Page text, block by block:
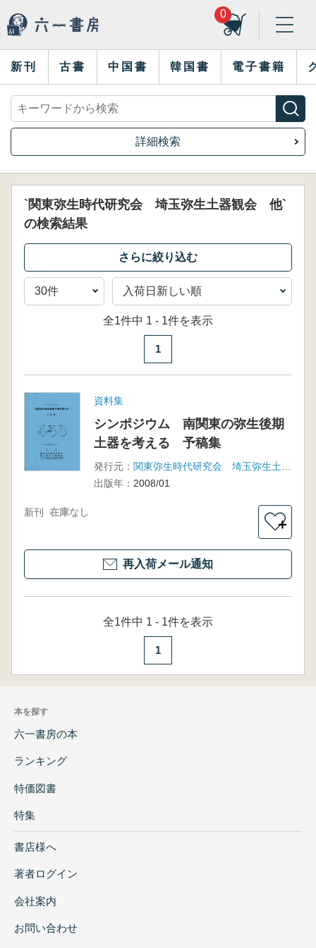
0
新刊 古書 中国書 韓国書 電子書籍
詳細検索
`関東弥生時代研究会 埼玉弥生土器観会 他`
の検索結果
全1件中 1 - 1件を表示
1
資料集
シンポジウム 南関東の弥生後期
土器を考える 予稿集
発行元：
出版年： 2008/01
新刊 在庫なし
＋
再入荷メール通知
全1件中 1 - 1件を表示
1
本を探す
六一書房の本
ランキング
特価図書
特集
書店様へ
著者ログイン
会社案内
お問い合わせ